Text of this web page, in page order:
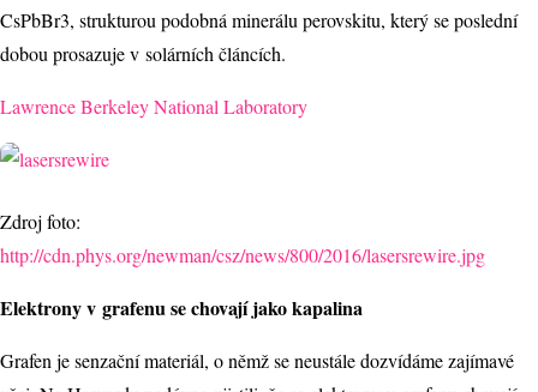
CsPbBr3, strukturou podobná minerálu perovskitu, který se poslední
dobou prosazuje v solárních článcích.
Lawrence Berkeley National Laboratory
Zdroj foto:
http://cdn.phys.org/newman/csz/news/800/2016/lasersrewire.jpg
Elektrony v grafenu se chovají jako kapalina
Grafen je senzační materiál, o němž se neustále dozvídáme zajímavé